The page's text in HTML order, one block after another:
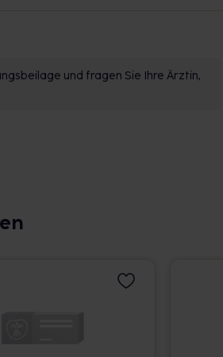
und fragen Sie Ihre Ärztin,